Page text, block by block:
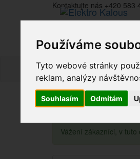
Používáme
Tyto webové stránky
reklam, analýzy
Souhlasím Odmítám
Kontaktujte nás +420 583
Vážení zákazníci, v